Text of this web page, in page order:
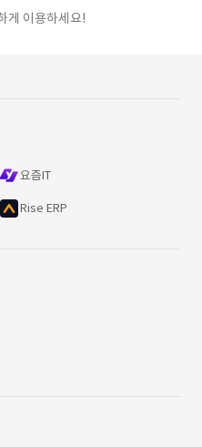
게 이용하세요!
요즘IT
Rise ERP